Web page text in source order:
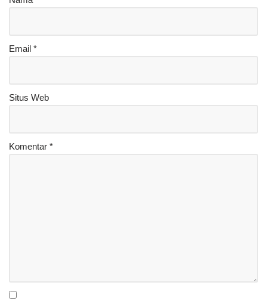
Email *
Situs Web
Komentar *